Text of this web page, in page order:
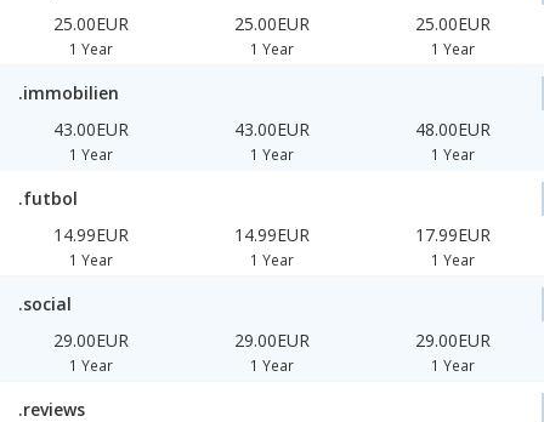
25.00EUR
1 Year
25.00EUR
1 Year
25.00EUR
1 Year
.immobilien
43.00EUR
1 Year
43.00EUR
1 Year
48.00EUR
1 Year
.futbol
14.99EUR
1 Year
14.99EUR
1 Year
17.99EUR
1 Year
.social
29.00EUR
1 Year
29.00EUR
1 Year
29.00EUR
1 Year
.reviews